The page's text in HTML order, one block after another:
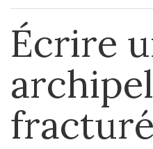
Écrire
archipel